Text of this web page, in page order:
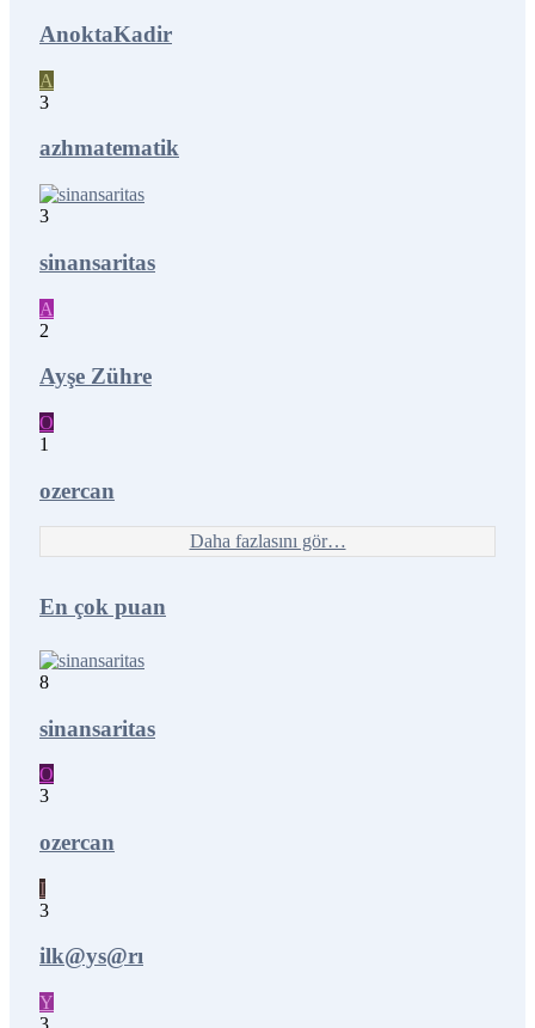
AnoktaKadir
A
3
azhmatematik
3
sinansaritas
A
2
Ayşe Zühre
O
1
ozercan
Daha fazlasını gör…
En çok puan
8
sinansaritas
O
3
ozercan
I
3
ilk@ys@rı
Y